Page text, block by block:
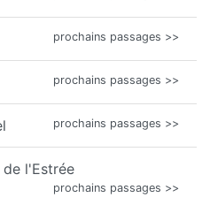
prochains passages >>
prochains passages >>
prochains passages >>
l'Estrée
prochains passages >>